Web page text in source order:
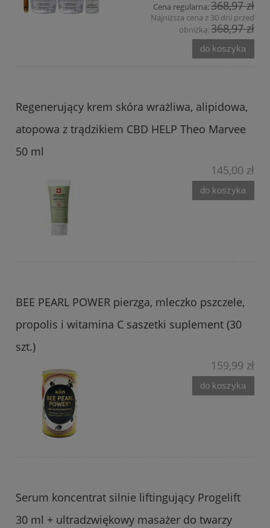
Cena regularna:368,97 zł
Najniższa cena z 30 dni przed
obniżką: 368,97 zł
do koszyka
Regenerujący krem skóra wrażliwa, alipidowa,
atopowa z trądzikiem CBD HELP Theo Marvee
50 ml
145,00 zł
do koszyka
BEE PEARL POWER pierzga, mleczko pszczele,
propolis i witamina C saszetki suplement (30
szt.)
159,99 zł
do koszyka
Serum koncentrat silnie liftingujący Progelift
30 ml + ultradzwiękowy masażer do twarzy